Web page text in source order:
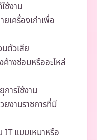
ช้งาน
เครื่องเก่าเพื่อ
ตัวเสีย
างซ่อมหรืออะไหล่
ารใช้งาน
ยงานราชการที่มี
แบบเหมาหรือ